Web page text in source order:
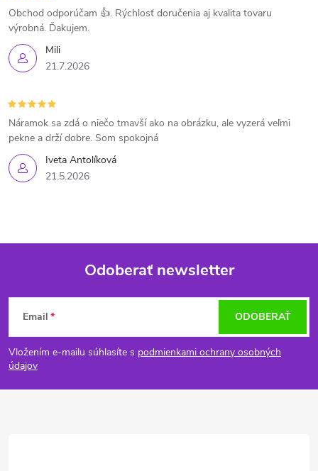
Mili
21.7.2026
Obchod odporúčam 👍. Rýchlosť doručenia aj kvalita tovaru
výrobná. Ďakujem.
Iveta Antolíková
21.5.2026
Náramok sa zdá o niečo tmavší ako na obrázku, ale vyzerá veľmi
pekne a drží dobre. Som spokojná
Z
á
p
Odoberať newsletter
Email
Vložením e-mailu súhlasíte s podmienkami ochrany osobných
údajov
ODOBERAŤ